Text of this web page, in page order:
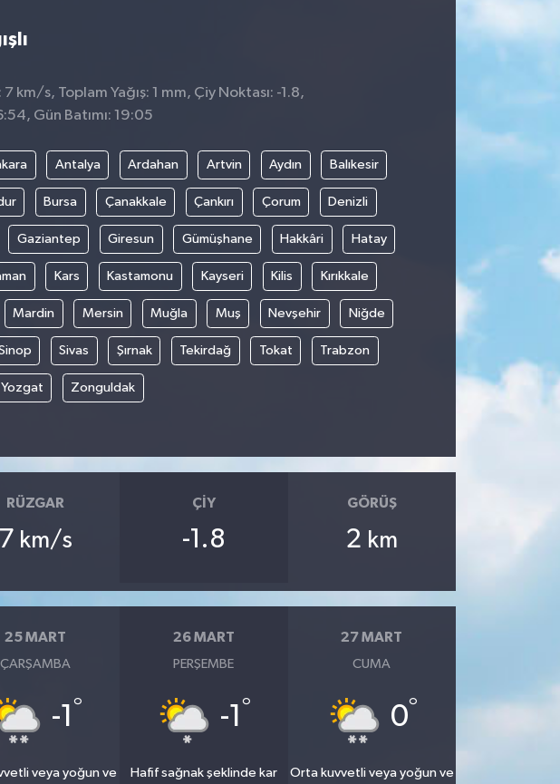
km/s, Toplam Yağış: 1 mm, Çiy Noktası: -1.8,
Gün Batımı: 19:05
Antalya Ardahan Artvin Aydın Balıkesir
Bursa Çanakkale Çankırı Çorum Denizli
Gaziantep Giresun Gümüşhane Hakkâri Hatay
Kars Kastamonu Kayseri Kilis Kırıkkale
Mardin Mersin Muğla Muş Nevşehir Niğde
Sivas Şırnak Tekirdağ Tokat Trabzon
Yozgat Zonguldak
RÜZGAR
7 km/s
ÇIY
-1.8
GÖRÜŞ
2 km
25 MART
ÇARŞAMBA
-1 °
veya yoğun ve
26 MART
PERŞEMBE
-1 °
Hafif sağnak şeklinde kar
27 MART
CUMA
0°
Orta kuvvetli veya yoğun ve